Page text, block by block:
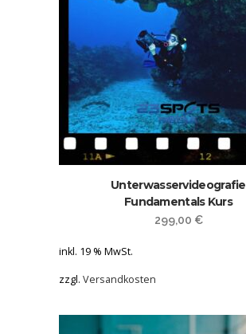
Unterwasservideografie
Fundamentals Kurs
299,00 €
inkl. 19 % MwSt.
zzgl. Versandkosten